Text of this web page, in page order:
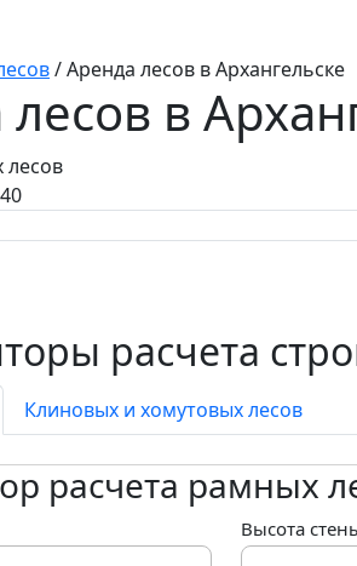
/Аренда лесов в Архангельске
в
лесов
расчета
Клиновых и хомутовых лесов
расчета рамных
Высота